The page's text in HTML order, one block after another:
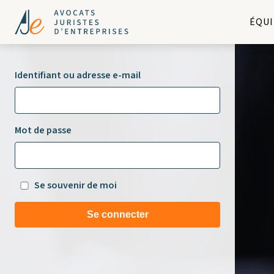
Identifiant ou adresse e-mail
Mot de passe
Se souvenir de moi